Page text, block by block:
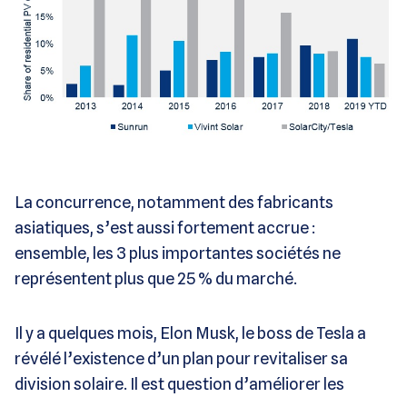
La concurrence, notamment des fabricants
asiatiques, s’est aussi fortement accrue :
ensemble, les 3 plus importantes sociétés ne
représentent plus que 25 % du marché.
Il y a quelques mois, Elon Musk, le boss de Tesla a
révélé l’existence d’un plan pour revitaliser sa
division solaire. Il est question d’améliorer les